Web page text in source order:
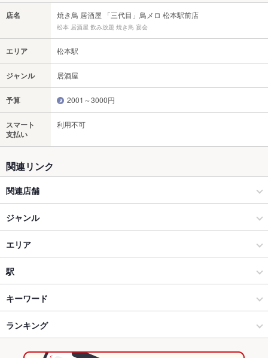
店名 焼き鳥 居酒屋 「三代目」鳥メロ 松本駅前店
松本 居酒屋 飲み放題 焼き鳥 宴会
エリア 松本駅
ジャンル 居酒屋
予算 2001～3000円
スマート
支払い
利用不可
関連リンク
関連店舗
三代目鳥メロ
ジャンル
居酒屋
和風
松本市 × 居酒屋
松本市 × 和風
松本駅 × 居酒屋
エリア
松本駅
松本駅 × 居酒屋
松本駅 × 和風
松本駅 × 和食
駅
渚駅
西松本駅
松本駅
キーワード
からあげ
ランキング
長野のグルメランキング